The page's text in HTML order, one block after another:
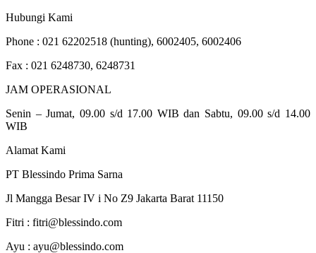
Hubungi Kami
Phone : 021 62202518 (hunting), 6002405, 6002406
Fax : 021 6248730, 6248731
JAM OPERASIONAL
Senin – Jumat, 09.00 s/d 17.00 WIB dan Sabtu, 09.00 s/d 14.00
WIB
Alamat Kami
PT Blessindo Prima Sarna
Jl Mangga Besar IV i No Z9 Jakarta Barat 11150
Fitri : fitri@blessindo.com
Ayu : ayu@blessindo.com